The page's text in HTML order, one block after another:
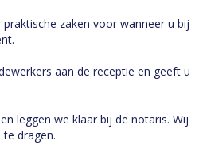
zaken voor wanneer u bij
aan de receptie en geeft u
leggen we klaar bij de notaris. Wij
dragen.